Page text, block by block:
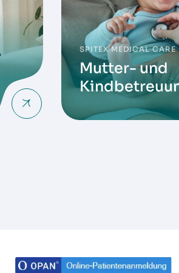
SPITEX MEDICAL CARE
Mutter- und